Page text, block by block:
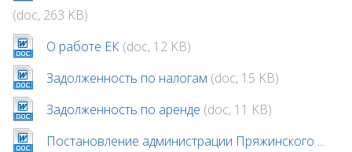
(doc, 263 KB)
О работе ЕК (doc, 12 KB)
Задолженность по налогам (doc, 15 KB)
Задолженность по аренде (doc, 11 KB)
Постановление администрации Пряжинского ...